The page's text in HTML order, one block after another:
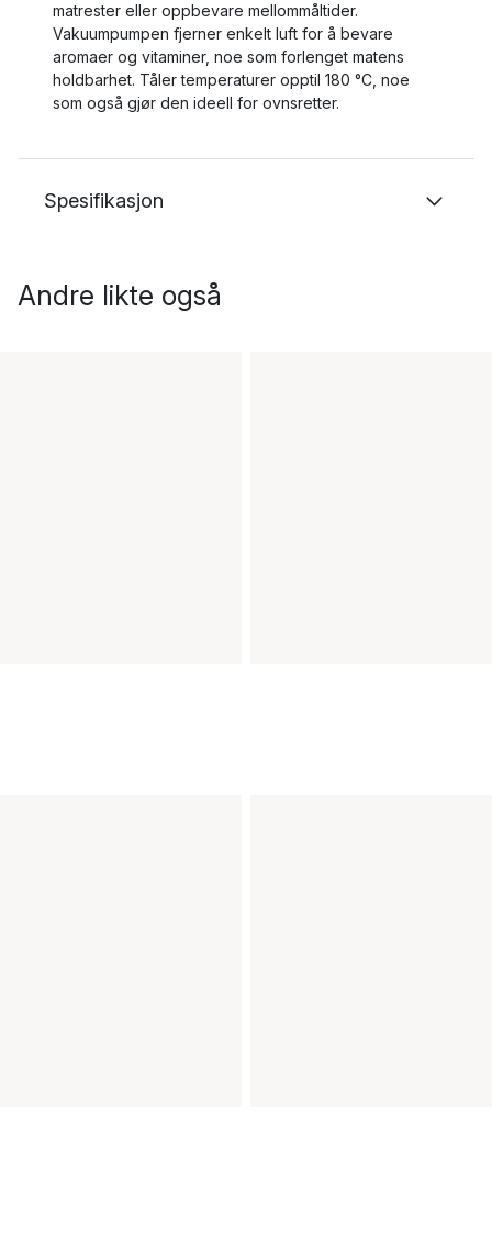
matrester eller oppbevare mellommåltider.
Vakuumpumpen fjerner enkelt luft for å bevare
aromaer og vitaminer, noe som forlenget matens
holdbarhet. Tåler temperaturer opptil 180 °C, noe
som også gjør den ideell for ovnsretter.
Spesifikasjon
Andre likte også